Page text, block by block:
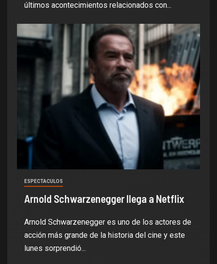
últimos acontecimientos relacionados con...
ESPECTACULOS
Arnold Schwarzenegger llega a Netflix
Arnold Schwarzenegger es uno de los actores de
acción más grande de la historia del cine y este
lunes sorprendió...